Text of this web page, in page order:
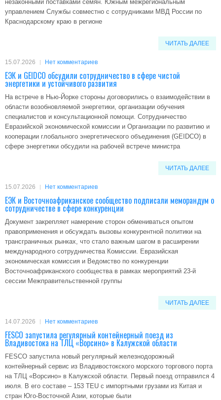
незаконными поставками семян. Южным межрегиональным
управлением Службы совместно с сотрудниками МВД России по
Краснодарскому краю в регионе
ЧИТАТЬ ДАЛЕЕ
15.07.2026 Нет комментариев
ЕЭК и GEIDCO обсудили сотрудничество в сфере чистой
энергетики и устойчивого развития
На встрече в Нью-Йорке стороны договорились о взаимодействии в
области возобновляемой энергетики, организации обучения
специалистов и консультационной помощи. Сотрудничество
Евразийской экономической комиссии и Организации по развитию и
кооперации глобального энергетического объединения (GEIDCO) в
сфере энергетики обсудили на рабочей встрече министра
ЧИТАТЬ ДАЛЕЕ
15.07.2026 Нет комментариев
ЕЭК и Восточноафриканское сообщество подписали меморандум о
сотрудничестве в сфере конкуренции
Документ закрепляет намерение сторон обмениваться опытом
правоприменения и обсуждать вызовы конкурентной политики на
трансграничных рынках, что стало важным шагом в расширении
международного сотрудничества Комиссии. Евразийская
экономическая комиссия и Ведомство по конкуренции
Восточноафриканского сообщества в рамках мероприятий 23-й
сессии Межправительственной группы
ЧИТАТЬ ДАЛЕЕ
14.07.2026 Нет комментариев
FESCO запустила регулярный контейнерный поезд из
Владивостока на ТЛЦ «Ворсино» в Калужской области
FESCO запустила новый регулярный железнодорожный
контейнерный сервис из Владивостокского морского торгового порта
на ТЛЦ «Ворсино» в Калужской области. Первый поезд отправился 4
июля. В его составе – 153 TEU с импортными грузами из Китая и
стран Юго-Восточной Азии, которые были